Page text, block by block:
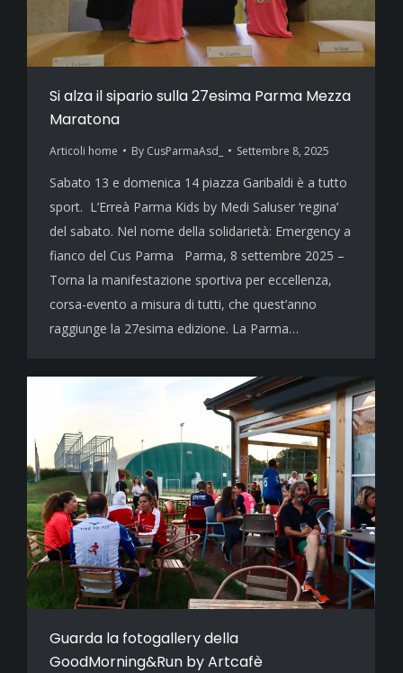
Si alza il sipario sulla 27esima Parma Mezza
Maratona
Articoli home By CusParmaAsd_ Settembre 8, 2025
Sabato 13 e domenica 14 piazza Garibaldi è a tutto
sport. L’Erreà Parma Kids by Medi Saluser ‘regina’
del sabato. Nel nome della solidarietà: Emergency a
fianco del Cus Parma Parma, 8 settembre 2025 –
Torna la manifestazione sportiva per eccellenza,
corsa-evento a misura di tutti, che quest’anno
raggiunge la 27esima edizione. La Parma…
Guarda la fotogallery della
GoodMorning&Run by Artcafè